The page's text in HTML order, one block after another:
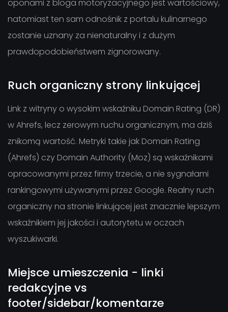
oponami z bloga motoryzacyjnego jest wartościowy,
natomiast ten sam odnośnik z portalu kulinarnego
zostanie uznany za nienaturalny i z dużym
prawdopodobieństwem zignorowany.
Ruch organiczny strony linkującej
Link z witryny o wysokim wskaźniku Domain Rating (DR)
w Ahrefs, lecz zerowym ruchu organicznym, ma dziś
znikomą wartość. Metryki takie jak Domain Rating
(Ahrefs) czy Domain Authority (Moz) są wskaźnikami
opracowanymi przez firmy trzecie, a nie sygnałami
rankingowymi używanymi przez Google. Realny ruch
organiczny na stronie linkującej jest znacznie lepszym
wskaźnikiem jej jakości i autorytetu w oczach
wyszukiwarki.
Miejsce umieszczenia - linki
redakcyjne vs
footer/sidebar/komentarze